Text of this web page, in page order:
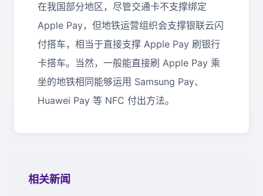
在我国部分地区，尽管交通卡不支撑绑定
Apple Pay，但地铁运营组织会支撑银联云闪
付搭车，相当于直接支撑 Apple Pay 刷银行
卡搭车。当然，一般能直接刷 Apple Pay 乘
坐的地铁相同能够运用 Samsung Pay、
Huawei Pay 等 NFC 付出方法。
相关新闻